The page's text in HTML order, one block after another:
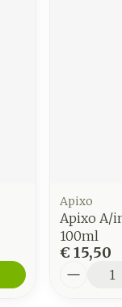
Apixo
Apixo A/
100ml
€ 15,50